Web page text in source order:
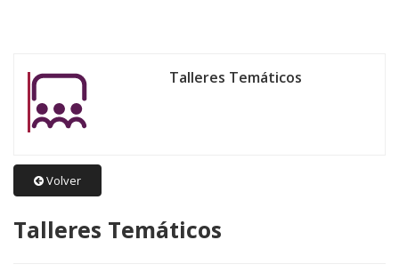
Talleres Temáticos
Volver
Talleres Temáticos